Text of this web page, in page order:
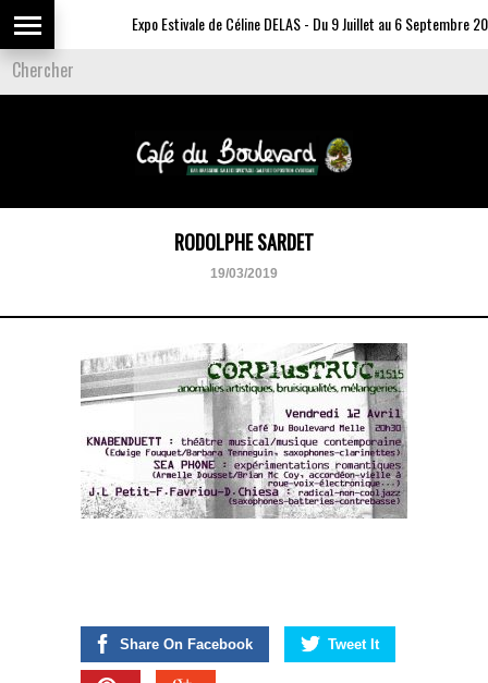
Expo Estivale de Céline DELAS - Du 9 Juillet au 6 Septembre
RODOLPHE SARDET
19/03/2019
Share On Facebook Tweet It